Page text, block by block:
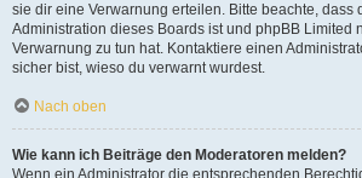
sie dir eine Verwarnung erteilen. Bitte beachte, dass
Administration dieses Boards ist und phpBB Limited
Verwarnung zu tun hat. Kontaktiere einen
sicher bist, wieso du verwarnt wurdest.
Nach oben
Wie kann ich Beiträge den Moderatoren melden?
Wenn ein Administrator die entsprechenden